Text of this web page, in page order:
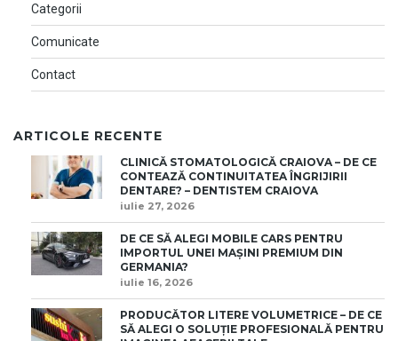
Categorii
Comunicate
Contact
ARTICOLE RECENTE
CLINICĂ STOMATOLOGICĂ CRAIOVA – DE CE
CONTEAZĂ CONTINUITATEA ÎNGRIJIRII
DENTARE? – DENTISTEM CRAIOVA
iulie 27, 2026
DE CE SĂ ALEGI MOBILE CARS PENTRU
IMPORTUL UNEI MAȘINI PREMIUM DIN
GERMANIA?
iulie 16, 2026
PRODUCĂTOR LITERE VOLUMETRICE – DE CE
SĂ ALEGI O SOLUȚIE PROFESIONALĂ PENTRU